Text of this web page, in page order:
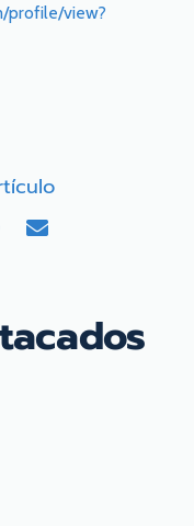
profile/view?